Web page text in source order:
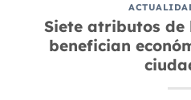
Siete atributos de
benefician